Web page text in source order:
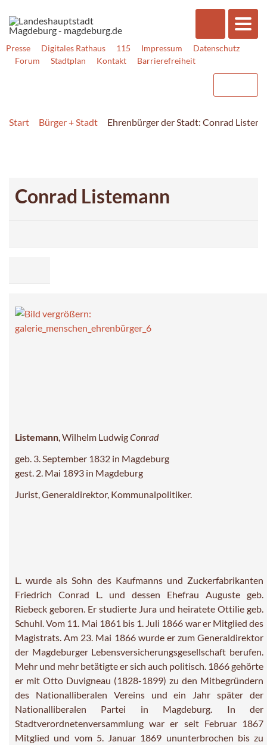
Presse Digitales Rathaus 115 Impressum
Datenschutz
Forum
Stadtplan Kontakt Barrierefreiheit
Start Bürger + Stadt Ehrenbürger der Stadt: Conrad
Conrad Listemann
Listemann , Wilhelm LudwigConrad
geb. 3. September 1832 in Magdeburg
gest. 2. Mai 1893 in Magdeburg
Jurist, Generaldirektor, Kommunalpolitiker.
L. wurde als Sohn des Kaufmanns und Zuckerfabrikanten
Friedrich Conrad L. und dessen Ehefrau Auguste geb.
Riebeck geboren. Er studierte Jura und heiratete Ottilie geb.
Schuhl. Vom 11. Mai 1861 bis 1. Juli 1866 war er Mitglied des
Magistrats. Am 23. Mai 1866 wurde er zum Generaldirektor
der Magdeburger Lebensversicherungsgesellschaft berufen.
Mehr und mehr betätigte er sich auch politisch. 1866 gehörte
er mit Otto Duvigneau (1828-1899) zu den Mitbegründern
des Nationalliberalen Vereins und ein Jahr später der
Nationalliberalen Partei in Magdeburg. In der
Stadtverordnetenversammlung war er seit Februar 1867
Mitglied und vom 5. Januar 1869 ununterbrochen bis zu